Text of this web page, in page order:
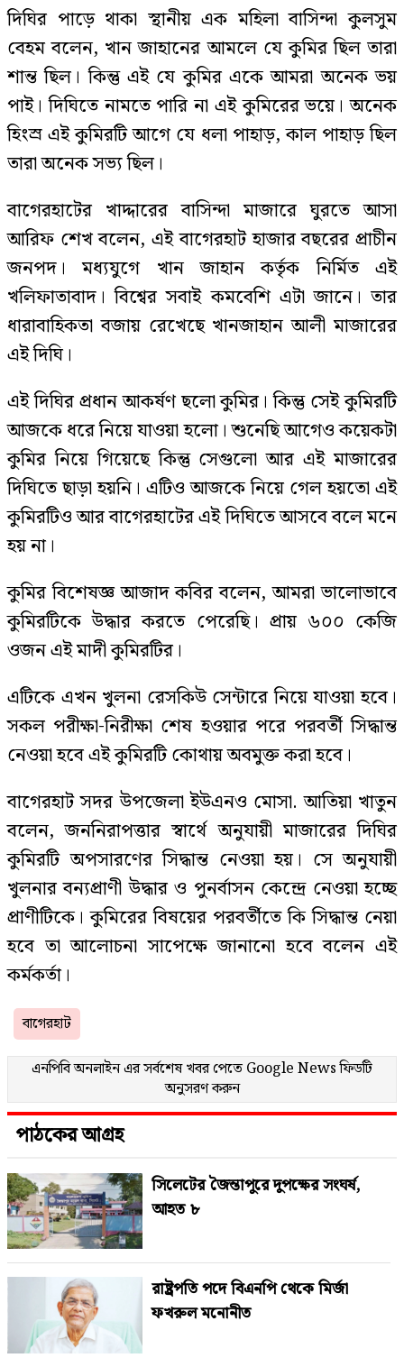
দিঘির পাড়ে থাকা স্থানীয় এক মহিলা বাসিন্দা কুলসুম
বেহম বলেন, খান জাহানের আমলে যে কুমির ছিল তারা
শান্ত ছিল। কিন্তু এই যে কুমির একে আমরা অনেক ভয়
পাই। দিঘিতে নামতে পারি না এই কুমিরের ভয়ে। অনেক
হিংস্র এই কুমিরটি আগে যে ধলা পাহাড়, কাল পাহাড় ছিল
তারা অনেক সভ্য ছিল।
বাগেরহাটের খাদ্দারের বাসিন্দা মাজারে ঘুরতে আসা
আরিফ শেখ বলেন, এই বাগেরহাট হাজার বছরের প্রাচীন
জনপদ। মধ্যযুগে খান জাহান কর্তৃক নির্মিত এই
খলিফাতাবাদ। বিশ্বের সবাই কমবেশি এটা জানে। তার
ধারাবাহিকতা বজায় রেখেছে খানজাহান আলী মাজারের
এই দিঘি।
এই দিঘির প্রধান আকর্ষণ ছলো কুমির। কিন্তু সেই কুমিরটি
আজকে ধরে নিয়ে যাওয়া হলো। শুনেছি আগেও কয়েকটা
কুমির নিয়ে গিয়েছে কিন্তু সেগুলো আর এই মাজারের
দিঘিতে ছাড়া হয়নি। এটিও আজকে নিয়ে গেল হয়তো এই
কুমিরটিও আর বাগেরহাটের এই দিঘিতে আসবে বলে মনে
হয় না।
কুমির বিশেষজ্ঞ আজাদ কবির বলেন, আমরা ভালোভাবে
কুমিরটিকে উদ্ধার করতে পেরেছি। প্রায় ৬০০ কেজি
ওজন এই মাদী কুমিরটির।
এটিকে এখন খুলনা রেসকিউ সেন্টারে নিয়ে যাওয়া হবে।
সকল পরীক্ষা-নিরীক্ষা শেষ হওয়ার পরে পরবর্তী সিদ্ধান্ত
নেওয়া হবে এই কুমিরটি কোথায় অবমুক্ত করা হবে।
বাগেরহাট সদর উপজেলা ইউএনও মোসা. আতিয়া খাতুন
বলেন, জননিরাপত্তার স্বার্থে অনুযায়ী মাজারের দিঘির
কুমিরটি অপসারণের সিদ্ধান্ত নেওয়া হয়। সে অনুযায়ী
খুলনার বন্যপ্রাণী উদ্ধার ও পুনর্বাসন কেন্দ্রে নেওয়া হচ্ছে
প্রাণীটিকে। কুমিরের বিষয়ের পরবর্তীতে কি সিদ্ধান্ত নেয়া
হবে তা আলোচনা সাপেক্ষে জানানো হবে বলেন এই
কর্মকর্তা।
বাগেরহাট
এনপিবি অনলাইন এর সর্বশেষ খবর পেতে Google Newsফিডটি
অনুসরণ করুন
পাঠকের আগ্রহ
সিলেটের জৈন্তাপুরে দুপক্ষের সংঘর্ষ,
আহত ৮
রাষ্ট্রপতি পদে বিএনপি থেকে মির্জা
ফখরুল মনোনীত